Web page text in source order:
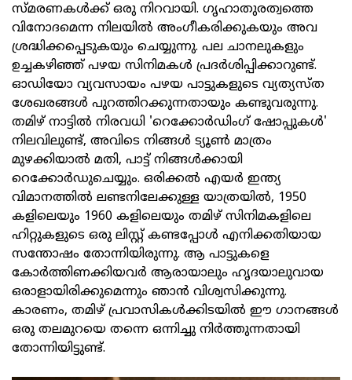
സ്മരണകൾക്ക് ഒരു നിറവായി. ഗൃഹാതുരത്വത്തെ
വിനോദമെന്ന നിലയിൽ അംഗീകരിക്കുകയും അവ
ശ്രദ്ധിക്കപ്പെടുകയും ചെയ്യുന്നു. പല ചാനലുകളും
ഉച്ചകഴിഞ്ഞ് പഴയ സിനിമകൾ പ്രദർശിപ്പിക്കാറുണ്ട്.
ഓഡിയോ വ്യവസായം പഴയ പാട്ടുകളുടെ വ്യത്യസ്ത
ശേഖരങ്ങൾ പുറത്തിറക്കുന്നതായും കണ്ടുവരുന്നു.
തമിഴ് നാട്ടിൽ നിരവധി 'റെക്കോർഡിംഗ് ഷോപ്പുകൾ'
നിലവിലുണ്ട്, അവിടെ നിങ്ങൾ ട്യൂൺ മാത്രം
മുഴക്കിയാൽ മതി, പാട്ട് നിങ്ങൾക്കായി
റെക്കോർഡുചെയ്യും. ഒരിക്കൽ എയർ ഇന്ത്യ
വിമാനത്തിൽ ലണ്ടനിലേക്കുള്ള യാത്രയിൽ, 1950
കളിലെയും 1960 കളിലെയും തമിഴ് സിനിമകളിലെ
ഹിറ്റുകളുടെ ഒരു ലിസ്റ്റ് കണ്ടപ്പോൾ എനിക്കതിയായ
സന്തോഷം തോന്നിയിരുന്നു. ആ പാട്ടുകളെ
കോർത്തിണക്കിയവർ ആരായാലും ഹൃദയാലുവായ
ഒരാളായിരിക്കുമെന്നും ഞാൻ വിശ്വസിക്കുന്നു.
കാരണം, തമിഴ് പ്രവാസികൾക്കിടയിൽ ഈ ഗാനങ്ങൾ
ഒരു തലമുറയെ തന്നെ ഒന്നിച്ചു നിർത്തുന്നതായി
തോന്നിയിട്ടുണ്ട്.